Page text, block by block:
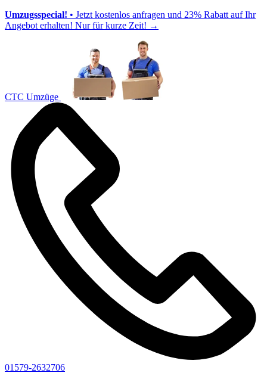
Umzugsspecial! • Jetzt kostenlos anfragen und 23% Rabatt auf Ihr
Angebot erhalten! Nur für kurze Zeit! →
CTC Umzüge
01579-2632706